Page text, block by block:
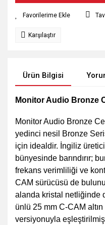
Karşılaştır
Ürün Bilgisi
Monitor Audio Bronze
Monitor Audio Bronze
yedinci nesil Bronze
için idealdir. İngiliz
bünyesinde barındırır;
frekans verimliliği ve
CAM sürücüsü de
alanda kristal netliğinde
ünlü 25 mm C-CAM
versiyonuyla